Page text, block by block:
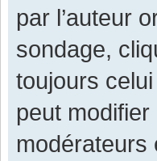
par l’auteur
sondage,
toujours
peut
modérateurs